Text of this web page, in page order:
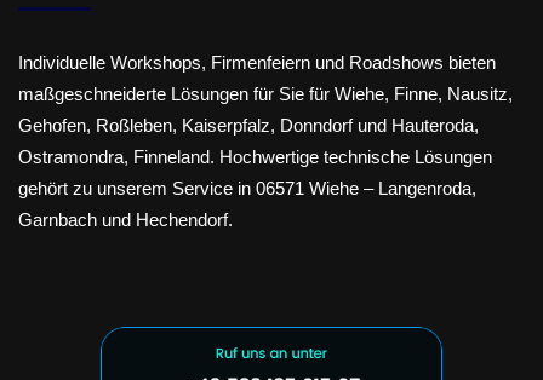
Individuelle Workshops, Firmenfeiern und Roadshows bieten
maßgeschneiderte Lösungen für Sie für Wiehe, Finne, Nausitz,
Gehofen, Roßleben, Kaiserpfalz, Donndorf und Hauteroda,
Ostramondra, Finneland. Hochwertige technische Lösungen
gehört zu unserem Service in 06571 Wiehe – Langenroda,
Garnbach und Hechendorf.